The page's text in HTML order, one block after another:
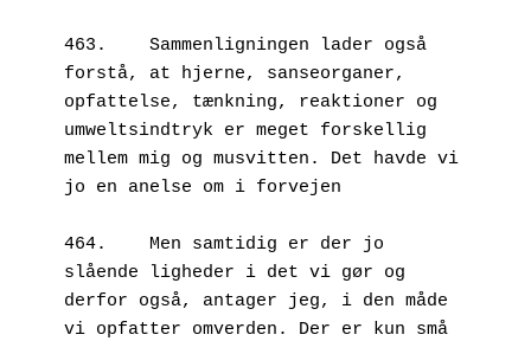
463.	Sammenligningen lader også
forstå, at hjerne, sanseorganer,
opfattelse, tænkning, reaktioner og
umweltsindtryk er meget forskellig
mellem mig og musvitten. Det havde vi
jo en anelse om i forvejen
464.	Men samtidig er der jo
slående ligheder i det vi gør og
derfor også, antager jeg, i den måde
vi opfatter omverden. Der er kun små